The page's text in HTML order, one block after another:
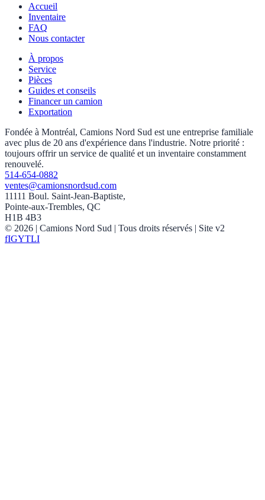
Accueil
Inventaire
FAQ
Nous contacter
À propos
Service
Pièces
Guides et conseils
Financer un camion
Exportation
Fondée à Montréal, Camions Nord Sud est une entreprise familiale
avec plus de 20 ans d'expérience dans l'industrie. Notre priorité :
toujours offrir un service de qualité et un inventaire constamment
renouvelé.
514-654-0882
ventes@camionsnordsud.com
11111 Boul. Saint-Jean-Baptiste,
Pointe-aux-Trembles, QC
H1B 4B3
© 2026 | Camions Nord Sud | Tous droits réservés | Site v2
fIGYTLI